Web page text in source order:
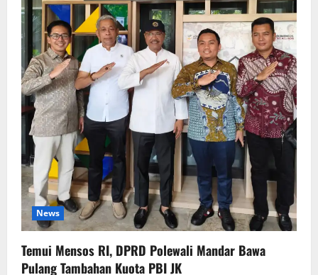
News
Temui Mensos RI, DPRD Polewali Mandar Bawa
Pulang Tambahan Kuota PBI JK